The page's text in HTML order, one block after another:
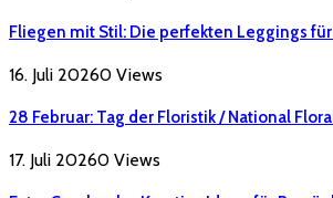
Fliegen mit Stil: Die perfekten Leggings
16. Juli 20260 Views
28 Februar: Tag der Floristik / National
17. Juli 20260 Views